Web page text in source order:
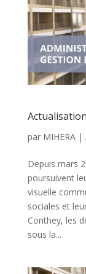
par MIHERA|
Depuis mars
poursuivent
visuelle
sociales et
Conthey, les
sous la...